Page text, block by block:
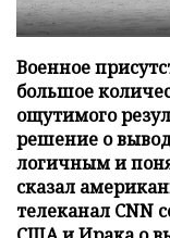
Военное
большое
ощутимого
решение о
логичным и
сказал
телеканал CNN